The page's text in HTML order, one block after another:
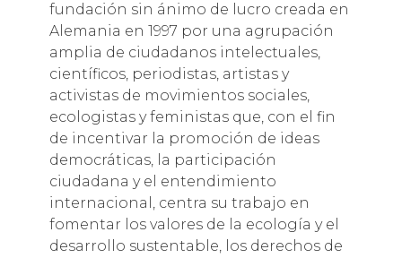
fundación sin ánimo de lucro creada en
Alemania en 1997 por una agrupación
amplia de ciudadanos intelectuales,
científicos, periodistas, artistas y
activistas de movimientos sociales,
ecologistas y feministas que, con el fin
de incentivar la promoción de ideas
democráticas, la participación
ciudadana y el entendimiento
internacional, centra su trabajo en
fomentar los valores de la ecología y el
desarrollo sustentable, los derechos de